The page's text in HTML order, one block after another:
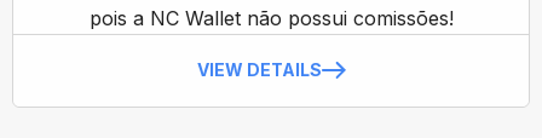
pois a NC Wallet não possui comissões!
VIEW DETAILS